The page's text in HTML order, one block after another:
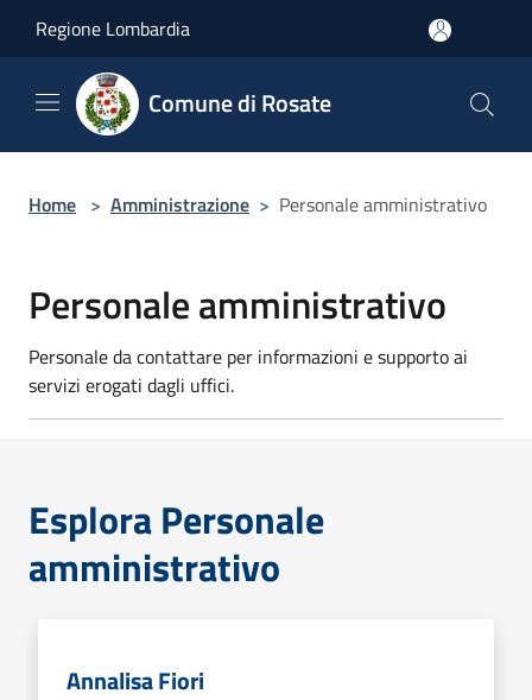
Regione Lombardia
Comune di Rosate
Home > Amministrazione > Personale amministrativo
Personale amministrativo
Personale da contattare per informazioni e supporto ai
servizi erogati dagli uffici.
Esplora Personale
amministrativo
Annalisa Fiori